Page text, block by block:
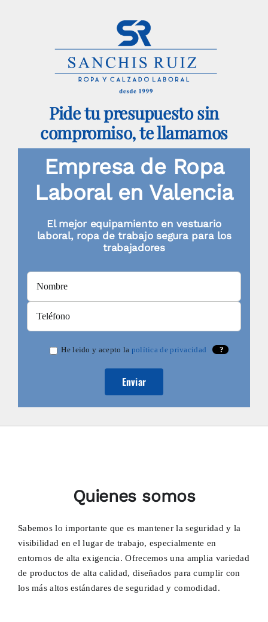
Pide tu presupuesto sin
compromiso, te llamamos
Empresa de Ropa
Laboral en Valencia
El mejor equipamiento en vestuario
laboral, ropa de trabajo segura para los
trabajadores
He leido y acepto la política de privacidad ?
Quienes somos
Sabemos lo importante que es mantener la seguridad y la
visibilidad en el lugar de trabajo, especialmente en
entornos de alta exigencia. Ofrecemos una amplia variedad
de productos de alta calidad, diseñados para cumplir con
los más altos estándares de seguridad y comodidad.